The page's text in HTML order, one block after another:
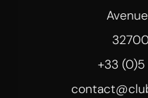
+33